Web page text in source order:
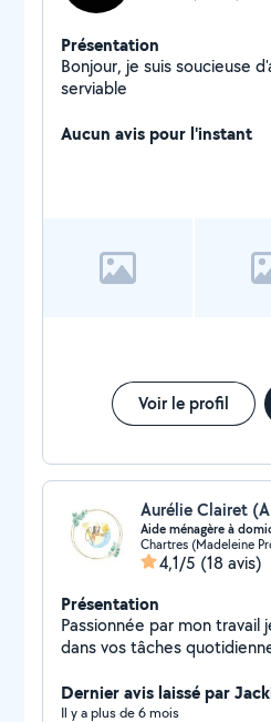
Présentation
Bonjour, je suis soucieuse
serviable
Aucun avis pour l'instant
Voir le profil
Aide ménagère à
Chartres (Madeleine
4,1/5 (18 avis)
Présentation
Passionnée par mon travail
dans vos tâches
repassage. A bientôt
Dernier avis laissé par
Il y a plus de 6 mois